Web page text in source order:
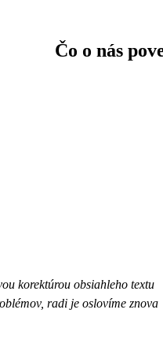
Čo o nás
korektúrou obsiahleho textu
radi je oslovíme znova